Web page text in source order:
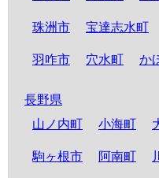
珠洲市 宝達志水町
羽咋市 穴水町 か
長野県
山ノ内町
小海町
駒ヶ根市 阿南町